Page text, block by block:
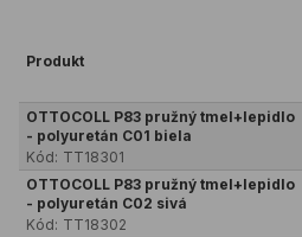
Produkt
OTTOCOLL P83 pružný tmel+lepidlo
- polyuretán C01 biela
Kód: TT18301
OTTOCOLL P83 pružný tmel+lepidlo
- polyuretán C02 sivá
Kód: TT18302